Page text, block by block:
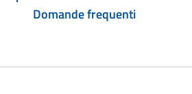
Domande frequenti